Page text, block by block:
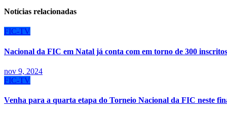
Post
Notícias relacionadas
FIC-TV
Nacional da FIC em Natal já conta com em torno de 300 inscritos
nov 9, 2024
FIC-TV
Venha para a quarta etapa do Torneio Nacional da FIC neste